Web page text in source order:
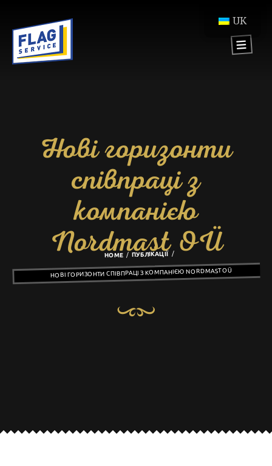
Нові горизонти
співпраці з
компанією
Nordmast OÜ
HOME ПУБЛІКАЦІЇ
НОВІ ГОРИЗОНТИ СПІВПРАЦІ З КОМПАНІЄЮ NORDMAST OÜ
UK